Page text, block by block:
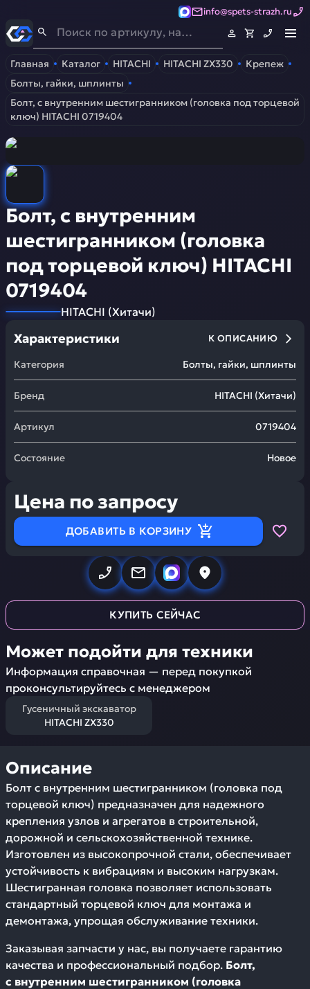
info@spets-strazh.ru
Спец-Страж- Запчасти для спецтехники
Главная Каталог HITACHI HITACHI ZX330
Крепеж
Болты, гайки, шплинты
Болт, с внутренним шестигранником (головка под торцевой
ключ) HITACHI 0719404
Болт, с внутренним
шестигранником (головка
под торцевой ключ) HITACHI
0719404
HITACHI (Хитачи)
Характеристики К ОПИСАНИЮ
Категория Болты, гайки, шплинты
Бренд HITACHI (Хитачи)
Артикул 0719404
Состояние Новое
Цена по запросу
ДОБАВИТЬ В КОРЗИНУ
КУПИТЬ СЕЙЧАС
Может подойти для техники
Информация справочная — перед покупкой
проконсультируйтесь с менеджером
Гусеничный экскаватор
HITACHI ZX330
Описание
Болт с внутренним шестигранником (головка под
торцевой ключ) предназначен для надежного
крепления узлов и агрегатов в строительной,
дорожной и сельскохозяйственной технике.
Изготовлен из высокопрочной стали, обеспечивает
устойчивость к вибрациям и высоким нагрузкам.
Шестигранная головка позволяет использовать
стандартный торцевой ключ для монтажа и
демонтажа, упрощая обслуживание техники.
Заказывая запчасти у нас, вы получаете гарантию
качества и профессиональный подбор. Болт,
с внутренним шестигранником (головка